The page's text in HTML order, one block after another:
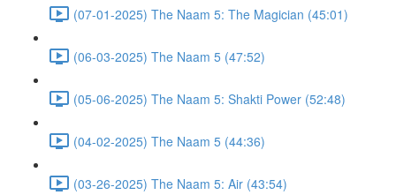
(07-01-2025) The Naam 5: The Magician (45:01)
(06-03-2025) The Naam 5 (47:52)
(05-06-2025) The Naam 5: Shakti Power (52:48)
(04-02-2025) The Naam 5 (44:36)
(03-26-2025) The Naam 5: Air (43:54)